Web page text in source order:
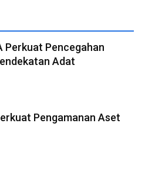
Perkuat Pencegahan
Adat
Pengamanan Aset